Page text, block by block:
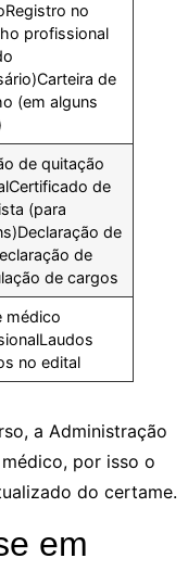
no
profissional
de
(em alguns
de quitação
de
(para
de
de
de cargos
médico
no edital
a Administração
por isso o
do certame.
em